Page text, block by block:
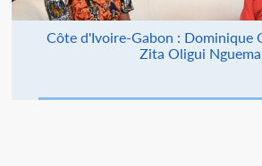
Côte d'Ivoire-Gabon : Dominique
Zita Oligui Nguema